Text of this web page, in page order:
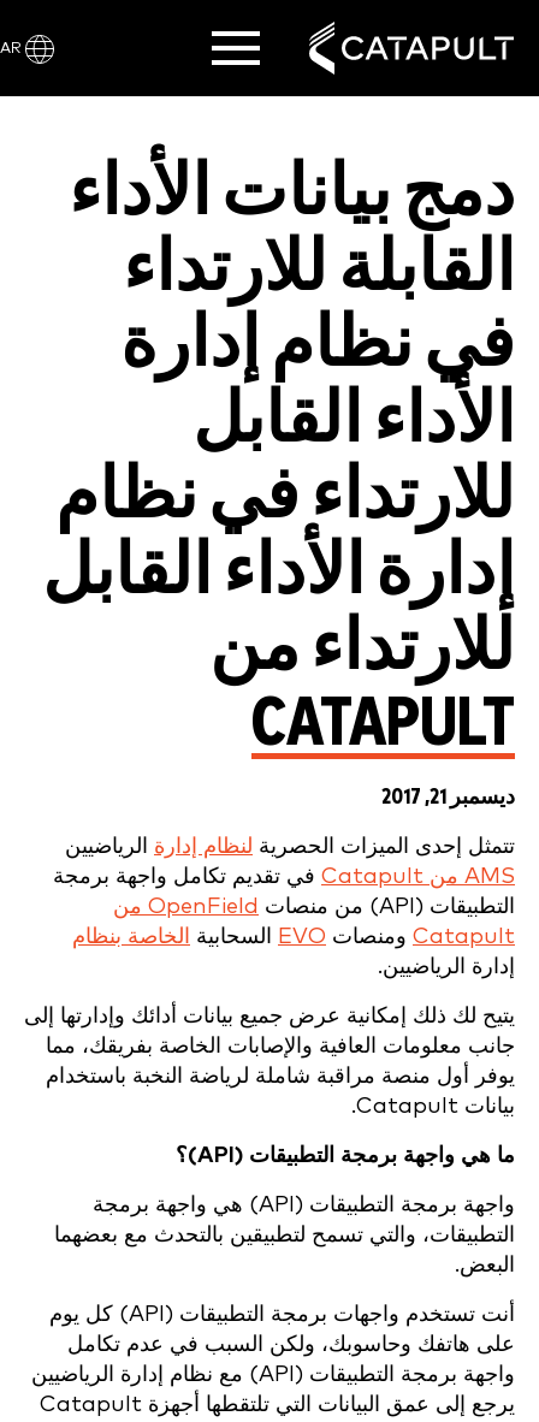
دمج بيانات الأداء
القابلة للارتداء
في نظام إدارة
الأداء القابل
للارتداء في نظام
إدارة الأداء القابل
للارتداء من
CATAPULT
ديسمبر 21, 2017
تتمثل إحدى الميزات الحصرية لنظام إدارة الرياضيين
AMS من Catapult
في تقديم تكامل واجهة برمجة
التطبيقات (API) من منصات
OpenField من
Catapult ومنصات EVO السحابية
الخاصة بنظام
إدارة الرياضيين.
يتيح لك ذلك إمكانية عرض جميع بيانات أدائك وإدارتها إلى
جانب معلومات العافية والإصابات الخاصة بفريقك، مما
يوفر أول منصة مراقبة شاملة لرياضة النخبة باستخدام
بيانات Catapult.
ما هي واجهة برمجة التطبيقات (API)؟
واجهة برمجة التطبيقات (API) هي واجهة برمجة
التطبيقات، والتي تسمح لتطبيقين بالتحدث مع بعضهما
البعض.
أنت تستخدم واجهات برمجة التطبيقات (API) كل يوم
على هاتفك وحاسوبك، ولكن السبب في عدم تكامل
واجهة برمجة التطبيقات (API) مع نظام إدارة الرياضيين
يرجع إلى عمق البيانات التي تلتقطها أجهزة Catapult